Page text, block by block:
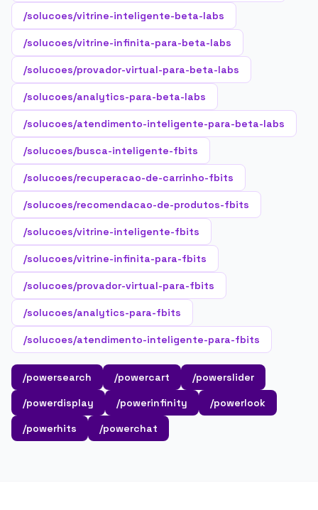
/solucoes/vitrine-inteligente-beta-labs
/solucoes/vitrine-infinita-para-beta-labs
/solucoes/provador-virtual-para-beta-labs
/solucoes/analytics-para-beta-labs
/solucoes/atendimento-inteligente-para-beta-labs
/solucoes/busca-inteligente-fbits
/solucoes/recuperacao-de-carrinho-fbits
/solucoes/recomendacao-de-produtos-fbits
/solucoes/vitrine-inteligente-fbits
/solucoes/vitrine-infinita-para-fbits
/solucoes/provador-virtual-para-fbits
/solucoes/analytics-para-fbits
/solucoes/atendimento-inteligente-para-fbits
/powersearch /powercart
/powerslider
/powerdisplay
/powerinfinity
/powerlook
/powerhits
/powerchat